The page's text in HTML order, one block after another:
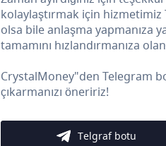
kolaylaştırmak için
olsa bile anlaşma yapmanıza
tamamını hızlandırmanıza
CrystalMoney"den Telegram
çıkarmanızı öneririz!
Telgraf botu